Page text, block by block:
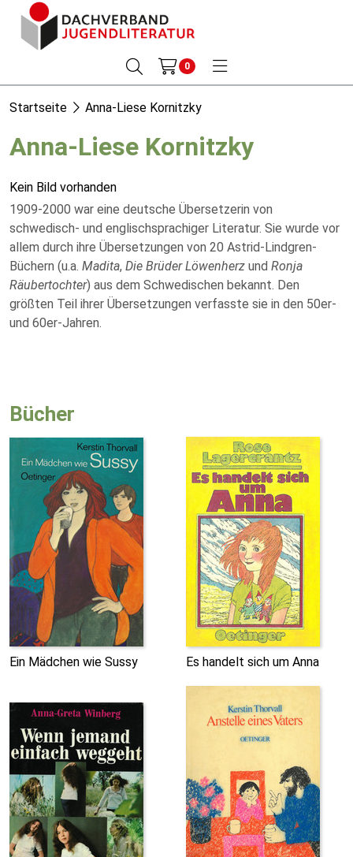
0
Startseite Anna-Liese Kornitzky
Anna-Liese Kornitzky
Kein Bild vorhanden
1909-2000 war eine deutsche Übersetzerin von
schwedisch- und englischsprachiger Literatur. Sie wurde vor
allem durch ihre Übersetzungen von 20 Astrid-Lindgren-
Büchern (u.a. Madita, Die Brüder Löwenherz und Ronja
Räubertochter) aus dem Schwedischen bekannt. Den
größten Teil ihrer Übersetzungen verfasste sie in den 50er-
und 60er-Jahren.
Bücher
Ein Mädchen wie Sussy Es handelt sich um Anna